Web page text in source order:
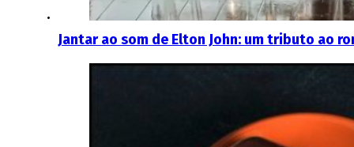
Jantar ao som de Elton John: um tributo ao